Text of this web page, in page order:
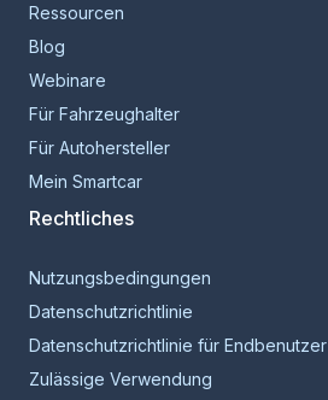
Ressourcen
Blog
Webinare
Für Fahrzeughalter
Für Autohersteller
Mein Smartcar
Rechtliches
Nutzungsbedingungen
Datenschutzrichtlinie
Datenschutzrichtlinie für Endbenutzer
Zulässige Verwendung